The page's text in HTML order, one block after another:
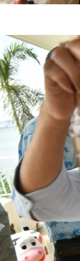
ณธรรมจริยธรรม
มินคุณธรรมและ
รู้ (KM)
ฎหมาย
บัติงาน
น ของอบจ.สุพ